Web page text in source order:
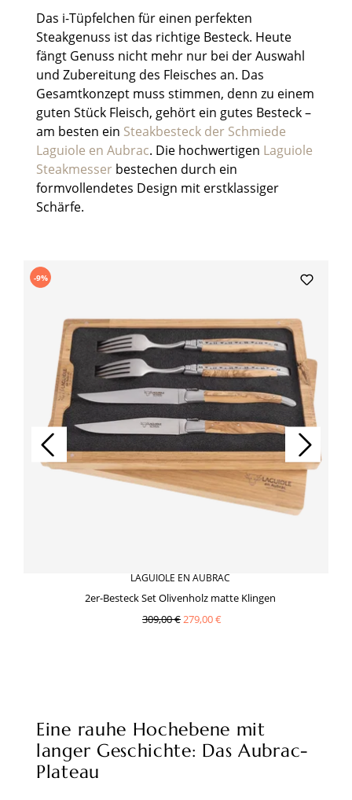
Das i-Tüpfelchen für einen perfekten
Steakgenuss ist das richtige Besteck. Heute
fängt Genuss nicht mehr nur bei der Auswahl
und Zubereitung des Fleisches an. Das
Gesamtkonzept muss stimmen, denn zu einem
guten Stück Fleisch, gehört ein gutes Besteck –
am besten ein Steakbesteck der Schmiede
Laguiole en Aubrac. Die hochwertigen Laguiole
Steakmesser bestechen durch ein
formvollendetes Design mit erstklassiger
Schärfe.
Produktgalerie überspringen
-9%
LAGUIOLE EN AUBRAC
2er-Besteck Set Olivenholz matte Klingen
309,00 €279,00 €
Eine rauhe Hochebene mit
langer Geschichte: Das Aubrac-
Plateau